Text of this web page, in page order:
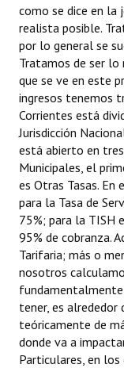
como se dice en la
realista posible.
por lo general se
Tratamos de ser lo
que se ve en este
ingresos tenemos
Corrientes está
Jurisdicción
está abierto en tres
Municipales, el
es Otras Tasas.
para la Tasa de
75%; para la TISH
95% de cobranza.
Tarifaria; más o
nosotros
tener, es
teóricamente de
donde va a
Particulares, en los